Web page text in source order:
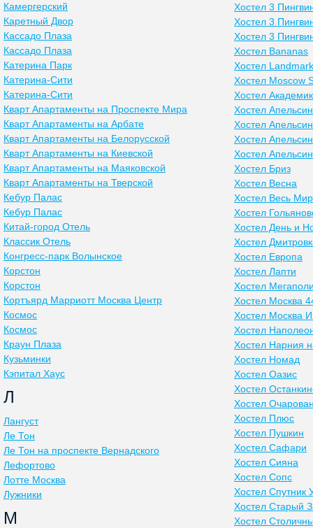
Камергерский
Каретный Двор
Кассадо Плаза
Кассадо Плаза
Катерина Парк
Катерина-Сити
Катерина-Сити
Кварт Апартаменты на Проспекте Мира
Кварт Апартаменты на Арбате
Кварт Апартаменты на Белорусской
Кварт Апартаменты на Киевской
Кварт Апартаменты на Маяковской
Кварт Апартаменты на Тверской
Кебур Палас
Кебур Палас
Китай-город Отель
Классик Отель
Конгресс-парк Волынское
Корстон
Корстон
Кортъярд Марриотт Москва Центр
Космос
Космос
Краун Плаза
Кузьминки
Кэпитал Хаус
Л
Лангуст
Ле Тон
Ле Тон на проспекте Вернадского
Лефортово
Лотте Москва
Лужники
М
Хостел 3
Хостел 3
Хостел 3
Хостел Bananas
Хостел Landmark
Хостел Moscow
Хостел
Хостел
Хостел
Хостел
Хостел
Хостел Бриз
Хостел Весна
Хостел Весь Мир
Хостел
Хостел День и
Хостел
Хостел Европа
Хостел Лапти
Хостел
Хостел Москва
Хостел Москва
Хостел
Хостел Нарния
Хостел Номад
Хостел Оазис
Хостел
Хостел
Хостел Плюс
Хостел Пушкин
Хостел Сафари
Хостел Сияна
Хостел Сопс
Хостел Спутник
Хостел Старый
Хостел